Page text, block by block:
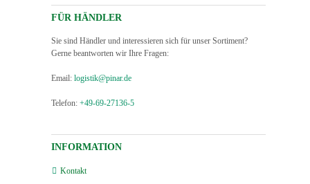
FÜR HÄNDLER
Sie sind Händler und interessieren sich für unser Sortiment?
Gerne beantworten wir Ihre Fragen:
Email: logistik@pinar.de
Telefon: +49-69-27136-5
INFORMATION
Kontakt